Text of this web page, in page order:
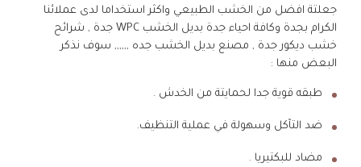
جعلتة افضل من الخشب الطبيعي واكثر استخداما لدى عملائنا
الكرام بجدة وكافة احياء جدة بديل الخشب WPC جدة , شرائح
خشب ديكور جدة , مصنع بديل الخشب جده ,,,,,, سوف نذكر
البعض منها :
طبقه قوية جدا لحمايتة من الخدش .
ضد التآكل وسهولة في عملية التنظيف.
مضاد للبكتيريا .